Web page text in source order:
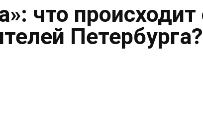
что происходит
Петербурга?